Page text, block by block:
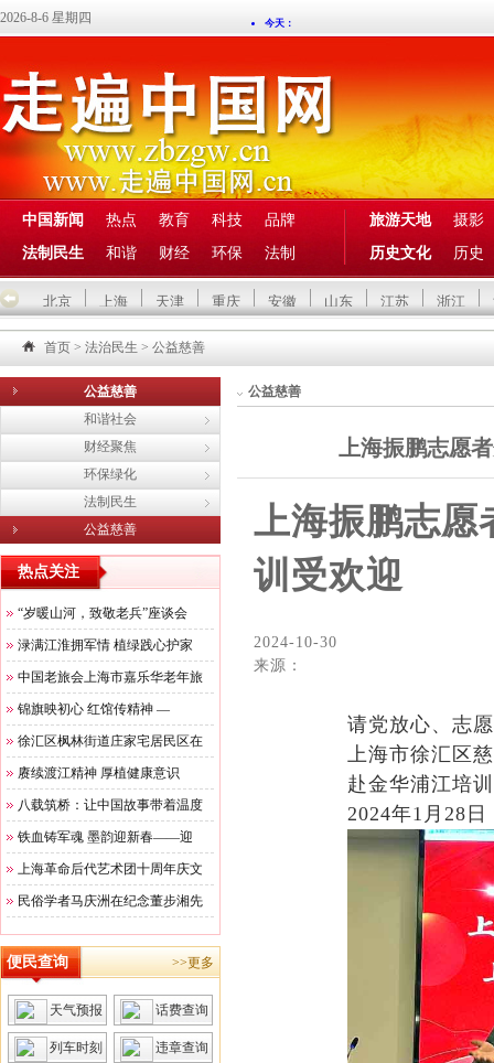
2026-8-6 星期四
中国新闻 热点 教育 科技
品牌
法制民生
和谐 财经 环保 法制
旅游天地
摄影
历史文化
历史
北京 上海 天津 重庆 安徽 山东 江苏 浙江
首页 > 法治民生 > 公益慈善
公益慈善
和谐社会
财经聚焦
环保绿化
法制民生
公益慈善
热点关注
“岁暖山河，致敬老兵”座谈会
渌满江淮拥军情 植绿践心护家
中国老旅会上海市嘉乐华老年旅
锦旗映初心 红馆传精神 —
徐汇区枫林街道庄家宅居民区在
赓续渡江精神 厚植健康意识
八载筑桥：让中国故事带着温度
铁血铸军魂 墨韵迎新春——迎
上海革命后代艺术团十周年庆文
民俗学者马庆洲在纪念董步湘先
便民查询 >>更多
天气预报 话费查询
列车时刻 违章查询
公益慈善
上海振鹏志愿
上海振鹏志愿
训受欢迎
2024-10-30
来源：
请党放心、志
上海市徐汇区
赴金华浦江培
2024年1月28